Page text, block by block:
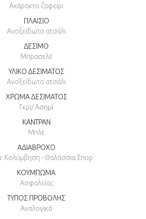
Αχάρακτο ζαφείρι
ΠΛΑΙΣΙΟ
Ανοξείδωτο ατσάλι
ΔΕΣΙΜΟ
Μπρασελέ
ΥΛΙΚΟ ΔΕΣΙΜΑΤΟΣ
Ανοξείδωτο ατσάλι
ΧΡΩΜΑ ΔΕΣΙΜΑΤΟΣ
Γκρι/ Ασημί
ΚΑΝΤΡΑΝ
Μπλε
ΑΔΙΑΒΡΟΧΟ
Κολύμβηση - Θαλάσσια Σπορ
ΚΟΥΜΠΩΜΑ
Ασφαλείας
ΤΥΠΟΣ ΠΡΟΒΟΛΗΣ
Αναλογικά